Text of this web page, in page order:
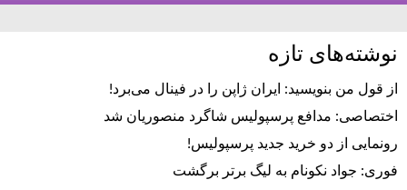
نوشته‌های تازه
از قول من بنویسید: ایران ژاپن را در فینال می‌برد!
اختصاصی: مدافع پرسپولیس شاگرد منصوریان شد
رونمایی از دو خرید جدید پرسپولیس!
فوری: جواد نکونام به لیگ برتر برگشت